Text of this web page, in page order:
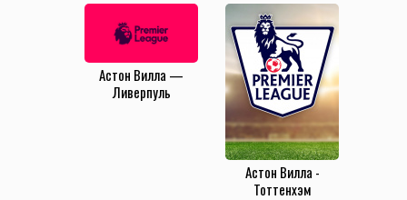
Астон Вилла —
Ливерпуль
Астон Вилла -
Тоттенхэм